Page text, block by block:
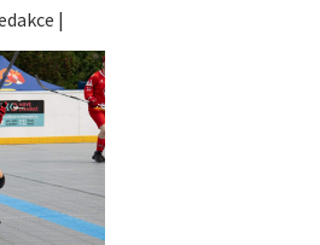
|